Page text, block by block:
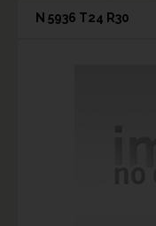
N 5936 T24 R30